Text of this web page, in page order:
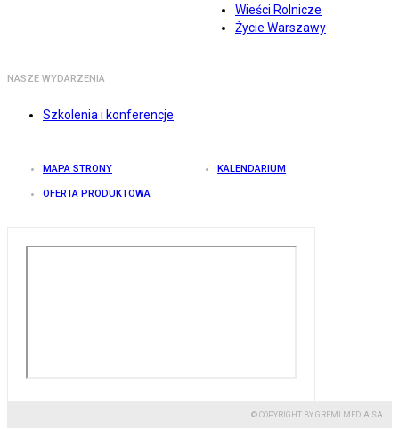
Wieści Rolnicze
Życie Warszawy
NASZE WYDARZENIA
Szkolenia i konferencje
MAPA STRONY KALENDARIUM
OFERTA PRODUKTOWA
© COPYRIGHT BY GREMI MEDIA SA